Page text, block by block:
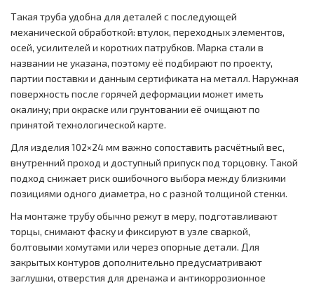
Такая труба удобна для деталей с последующей
механической обработкой: втулок, переходных элементов,
осей, усилителей и коротких патрубков. Марка стали в
названии не указана, поэтому её подбирают по проекту,
партии поставки и данным сертификата на металл. Наружная
поверхность после горячей деформации может иметь
окалину; при окраске или грунтовании её очищают по
принятой технологической карте.
Для изделия 102×24 мм важно сопоставить расчётный вес,
внутренний проход и доступный припуск под торцовку. Такой
подход снижает риск ошибочного выбора между близкими
позициями одного диаметра, но с разной толщиной стенки.
На монтаже трубу обычно режут в меру, подготавливают
торцы, снимают фаску и фиксируют в узле сваркой,
болтовыми хомутами или через опорные детали. Для
закрытых контуров дополнительно предусматривают
заглушки, отверстия для дренажа и антикоррозионное